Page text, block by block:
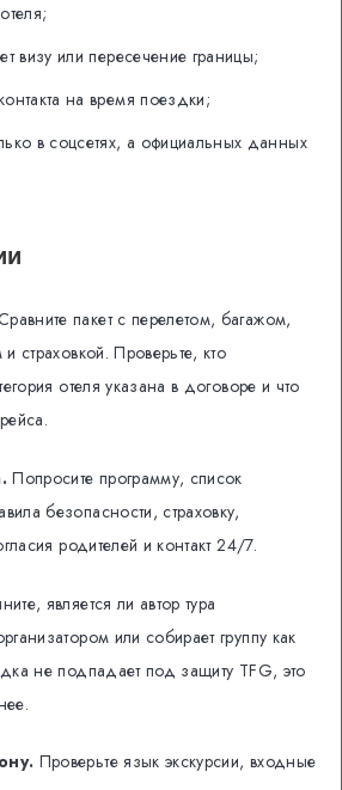
визу или пересечение границы;
на время поездки;
в соцсетях, а официальных данных
Сравните пакет с перелетом, багажом,
страховкой. Проверьте, кто
отеля указана в договоре и что
Попросите программу, список
безопасности, страховку,
родителей и контакт 24/7.
является ли автор тура
или собирает группу как
не подпадает под защиту TFG, это
Проверьте язык экскурсии, входные